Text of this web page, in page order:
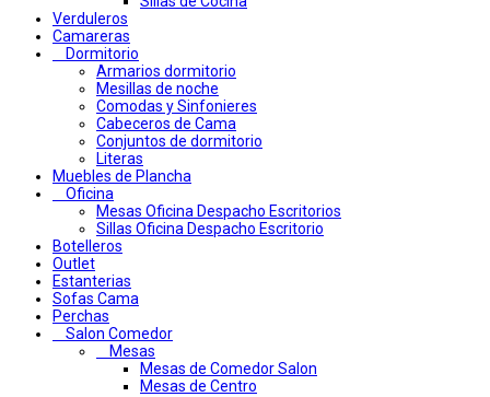
Verduleros
Camareras
Dormitorio
Armarios dormitorio
Mesillas de noche
Comodas y Sinfonieres
Cabeceros de Cama
Conjuntos de dormitorio
Literas
Muebles de Plancha
Oficina
Mesas Oficina Despacho Escritorios
Sillas Oficina Despacho Escritorio
Botelleros
Outlet
Estanterias
Sofas Cama
Perchas
Salon Comedor
Mesas
Mesas de Comedor Salon
Mesas de Centro